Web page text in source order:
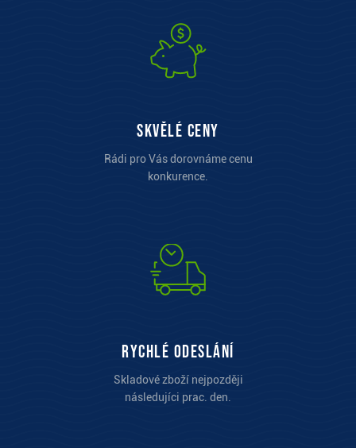
Skvělé ceny
Rádi pro Vás dorovnáme cenu
konkurence.
Rychlé odeslání
Skladové zboží nejpozději
následujíci prac. den.